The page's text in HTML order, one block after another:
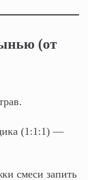
(от
(1:1:1) —
смеси запить